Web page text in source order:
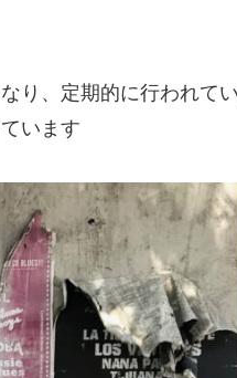
り、定期的に行われて
います